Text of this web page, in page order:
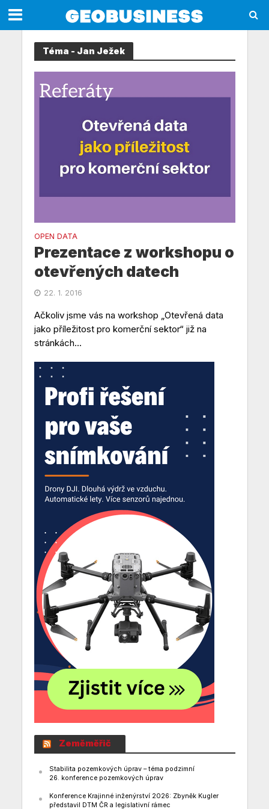
Téma - Jan Ježek
OPEN DATA
Prezentace z workshopu o
otevřených datech
22. 1. 2016
Ačkoliv jsme vás na workshop „Otevřená data
jako příležitost pro komerční sektor“ již na
stránkách...
Zeměměřič
Stabilita pozemkových úprav – téma podzimní
26. konference pozemkových úprav
Konference Krajinné inženýrství 2026: Zbyněk Kugler
představil DTM ČR a legislativní rámec